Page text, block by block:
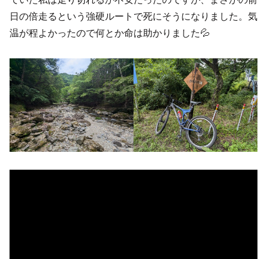
日の倍走るという強硬ルートで死にそうになりました。気
温が程よかったので何とか命は助かりました💦